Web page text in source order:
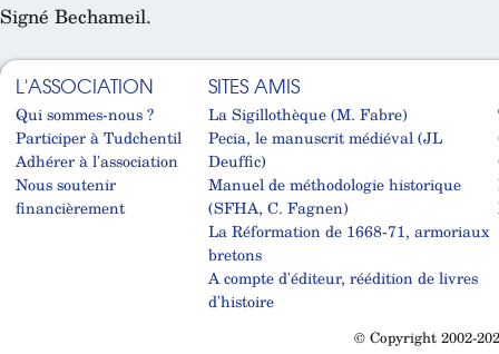
Signé Bechameil.
L'ASSOCIATION
Qui sommes-nous ?
Participer à Tudchentil
Adhérer à l'association
Nous soutenir
financièrement
SITES AMIS
La Sigillothèque (M. Fabre)
Pecia, le manuscrit médiéval (JL
Deuffic)
Manuel de méthodologie historique
(SFHA, C. Fagnen)
La Réformation de 1668-71, armoriaux
bretons
A compte d'éditeur, réédition de livres
d'histoire
© Copyright 2002-